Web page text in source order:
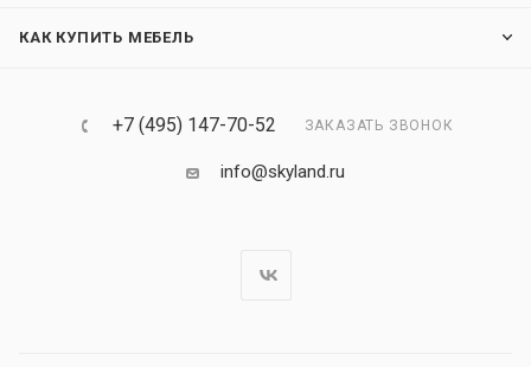
КАК КУПИТЬ МЕБЕЛЬ
+7 (495) 147-70-52 ЗАКАЗАТЬ ЗВОНОК
info@skyland.ru